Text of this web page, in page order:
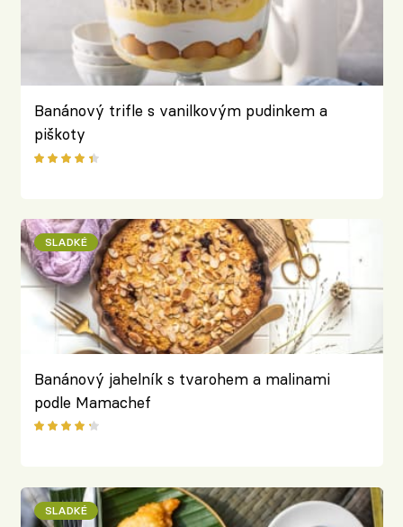
Banánový trifle s vanilkovým pudinkem a
piškoty
SLADKÉ
Banánový jahelník s tvarohem a malinami
podle Mamachef
SLADKÉ